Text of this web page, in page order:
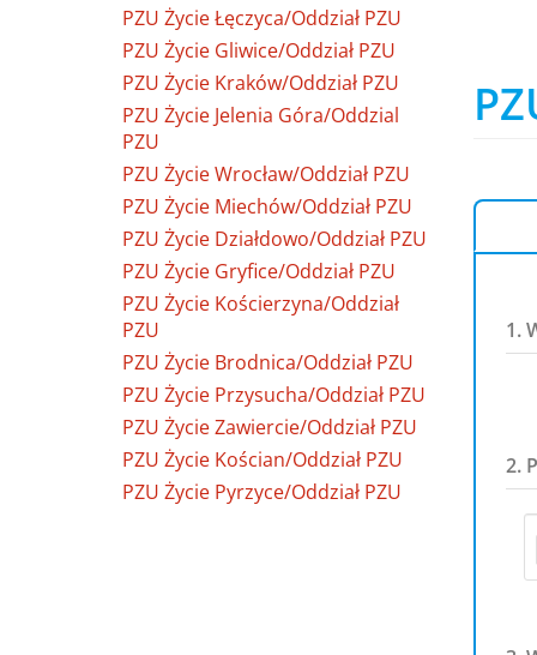
PZU Życie Łęczyca/Oddział PZU
PZU Życie Gliwice/Oddział PZU
PZU Życie Kraków/Oddział PZU
PZU Życie Jelenia Góra/Oddzial
PZU
PZU Życie Wrocław/Oddział PZU
PZU Życie Miechów/Oddział PZU
PZU Życie Działdowo/Oddział PZU
PZU Życie Gryfice/Oddział PZU
PZU Życie Kościerzyna/Oddział
PZU
PZU Życie Brodnica/Oddział PZU
PZU Życie Przysucha/Oddział PZU
PZU Życie Zawiercie/Oddział PZU
PZU Życie Kościan/Oddział PZU
PZU Życie Pyrzyce/Oddział PZU
1.
2.